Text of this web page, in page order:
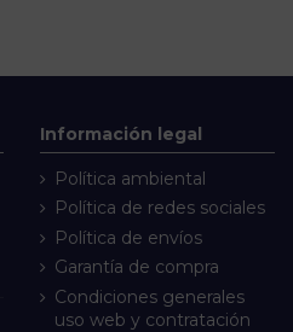
Información legal
Política ambiental
Política de redes sociales
Política de envíos
Garantía de compra
Condiciones generales
uso web y contratación